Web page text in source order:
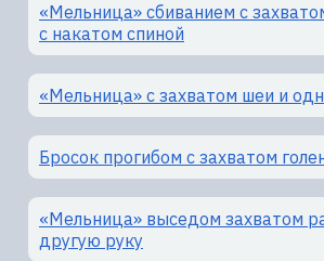
«Мельница» сбиванием с
с накатом спиной
«Мельница» с захватом шеи и
Бросок прогибом с захватом
«Мельница» выседом захватом
другую руку